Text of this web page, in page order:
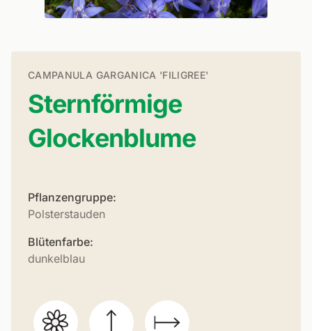
CAMPANULA GARGANICA 'FILIGREE'
Sternförmige
Glockenblume
Pflanzengruppe:
Polsterstauden
Blütenfarbe:
dunkelblau